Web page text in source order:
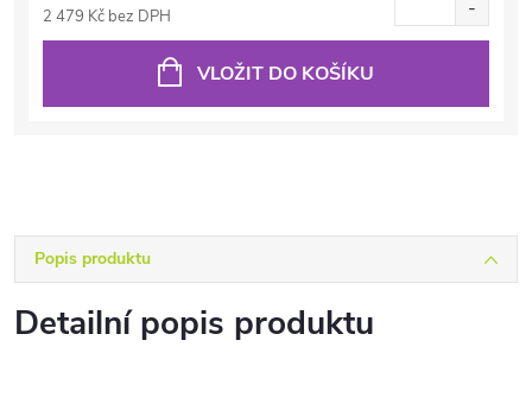
2 479 Kč bez DPH
VLOŽIT DO KOŠÍKU
Popis produktu
Detailní popis produktu